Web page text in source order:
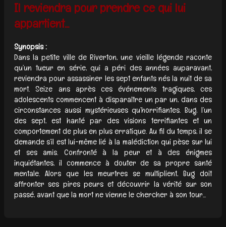
Il reviendra pour prendre ce qui lui
appartient...
Synopsis :
Dans la petite ville de Riverton, une vieille légende raconte
qu’un tueur en série, qui a péri des années auparavant,
reviendra pour assassiner les sept enfants nés la nuit de sa
mort. Seize ans après ces événements tragiques, ces
adolescents commencent à disparaître un par un, dans des
circonstances aussi mystérieuses qu’horrifiantes. Bug, l’un
des sept, est hanté par des visions terrifiantes et un
comportement de plus en plus erratique. Au fil du temps, il se
demande s’il est lui-même lié à la malédiction qui pèse sur lui
et ses amis. Confronté à la peur et à des énigmes
inquiétantes, il commence à douter de sa propre santé
mentale. Alors que les meurtres se multiplient, Bug doit
affronter ses pires peurs et découvrir la vérité sur son
passé, avant que la mort ne vienne le chercher à son tour...